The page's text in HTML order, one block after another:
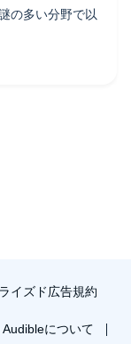
の多い分野で以
イズド広告規約
について